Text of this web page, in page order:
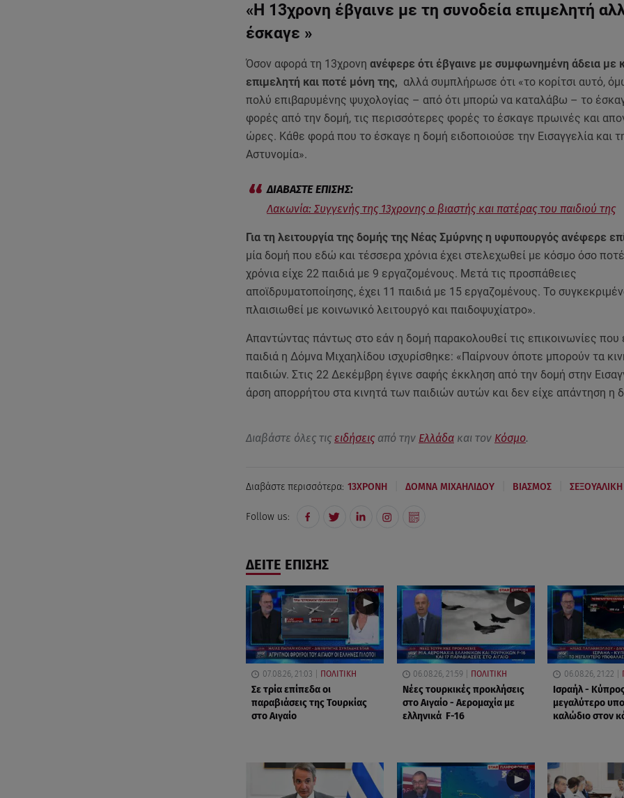
«Η 13χρονη έβγαινε με τη συνοδεία επιμελητή
έσκαγε »
Όσον αφορά τη 13χρονη ανέφερε ότι έβγαινε με συμφωνημένη άδεια με
επιμελητή και ποτέ μόνη της, αλλά συμπλήρωσε ότι «το κορίτσι αυτό,
πολύ επιβαρυμένης ψυχολογίας – από ότι μπορώ να καταλάβω – το
φορές από την δομή, τις περισσότερες φορές το έσκαγε πρωινές και
ώρες. Κάθε φορά που το έσκαγε η δομή ειδοποιούσε την Εισαγγελία και
Αστυνομία».
Λακωνία: Συγγενής της 13χρονης o βιαστής και πατέρας του παιδιού της
Για τη λειτουργία της δομής της Νέας Σμύρνης η υφυπουργός ανέφερε
μία δομή που εδώ και τέσσερα χρόνια έχει στελεχωθεί με κόσμο όσο
χρόνια είχε 22 παιδιά με 9 εργαζομένους. Μετά τις προσπάθειες
αποϊδρυματοποίησης, έχει 11 παιδιά με 15 εργαζομένους. Το
πλαισιωθεί με κοινωνικό λειτουργό και παιδοψυχίατρο».
Απαντώντας πάντως στο εάν η δομή παρακολουθεί τις επικοινωνίες που
παιδιά η Δόμνα Μιχαηλίδου ισχυρίσθηκε: «Παίρνουν όποτε μπορούν τα
παιδιών. Στις 22 Δεκέμβρη έγινε σαφής έκκληση από την δομή στην
άρση απορρήτου στα κινητά των παιδιών αυτών και δεν είχε απάντηση η
Διαβάστε όλες τις ειδήσειςαπό την Ελλάδακαι τον Κόσμο.
Διαβάστε περισσότερα: 13ΧΡΟΝΗ ΔΟΜΝΑ ΜΙΧΑΗΛΙΔΟΥ ΒΙΑΣΜΟΣ
Follow us:
ΔΕΙΤΕ ΕΠΙΣΗΣ
07.08.26, 21:03 ΠΟΛΙΤΙΚΗ
Σε τρία επίπεδα οι
παραβιάσεις της Τουρκίας
στο Αιγαίο
06.08.26, 21:59 ΠΟΛΙΤΙΚΗ
Νέες τουρκικές προκλήσεις
στο Αιγαίο - Αερομαχία με
ελληνικά F-16
06.08.26, 21:22
Ισραήλ -
μεγαλύτερο
καλώδιο στον